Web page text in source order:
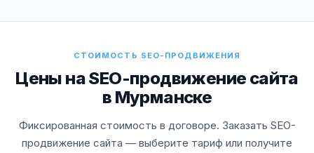
СТОИМОСТЬ SEO-ПРОДВИЖЕНИЯ
Цены на SEO-продвижение сайта
в Мурманске
Фиксированная стоимость в договоре. Заказать SEO-
продвижение сайта — выберите тариф или получите